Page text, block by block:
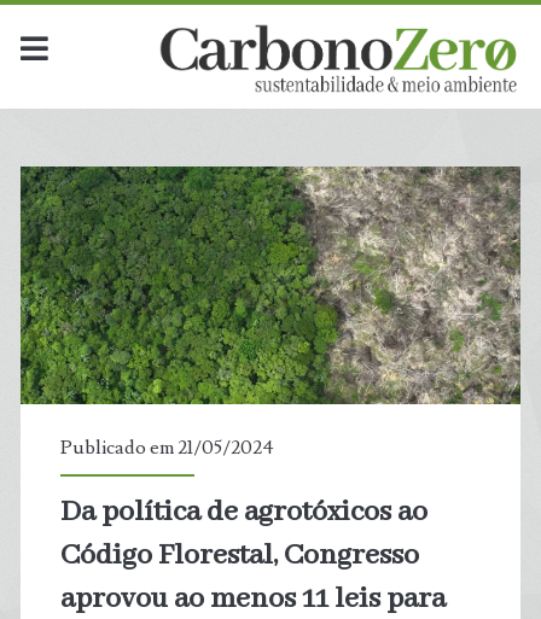
Publicado em 21/05/2024
Da política de agrotóxicos ao
Código Florestal, Congresso
aprovou ao menos 11 leis para